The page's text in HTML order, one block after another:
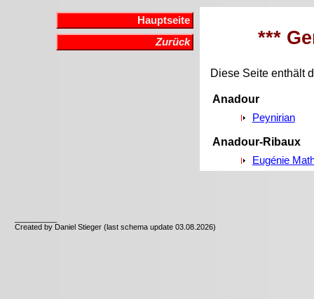
Hauptseite
Zurück
***
Diese Seite enthält
Anadour
Peynirian
Anadour-Ribaux
Eugénie
Created by Daniel Stieger (last schema update 03.08.2026)